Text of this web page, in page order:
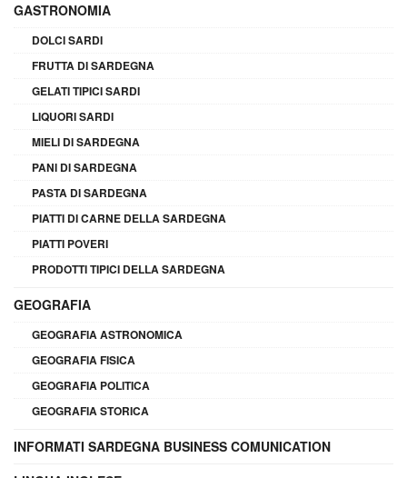
GASTRONOMIA
DOLCI SARDI
FRUTTA DI SARDEGNA
GELATI TIPICI SARDI
LIQUORI SARDI
MIELI DI SARDEGNA
PANI DI SARDEGNA
PASTA DI SARDEGNA
PIATTI DI CARNE DELLA SARDEGNA
PIATTI POVERI
PRODOTTI TIPICI DELLA SARDEGNA
GEOGRAFIA
GEOGRAFIA ASTRONOMICA
GEOGRAFIA FISICA
GEOGRAFIA POLITICA
GEOGRAFIA STORICA
INFORMATI SARDEGNA BUSINESS COMUNICATION